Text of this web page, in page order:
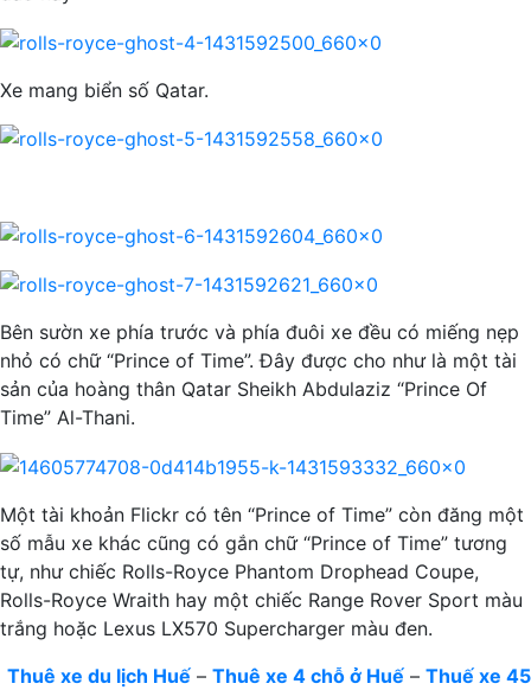
Xe mang biển số Qatar.
Bên sườn xe phía trước và phía đuôi xe đều có miếng nẹp
nhỏ có chữ “Prince of Time”. Đây được cho như là một tài
sản của hoàng thân Qatar Sheikh Abdulaziz “Prince Of
Time” Al-Thani.
Một tài khoản Flickr có tên “Prince of Time” còn đăng một
số mẫu xe khác cũng có gắn chữ “Prince of Time” tương
tự, như chiếc Rolls-Royce Phantom Drophead Coupe,
Rolls-Royce Wraith hay một chiếc Range Rover Sport màu
trắng hoặc Lexus LX570 Supercharger màu đen.
Thuê xe du lịch Huế – Thuê xe 4 chỗ ở Huế – Thuế xe 45